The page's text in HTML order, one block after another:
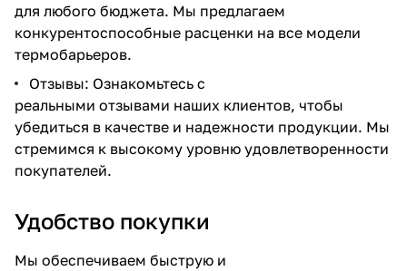
для любого бюджета. Мы предлагаем
конкурентоспособные расценки на все модели
термобарьеров.
Отзывы: Ознакомьтесь с
реальными отзывами наших клиентов, чтобы
убедиться в качестве и надежности продукции. Мы
стремимся к высокому уровню удовлетворенности
покупателей.
Удобство покупки
Мы обеспечиваем быструю и